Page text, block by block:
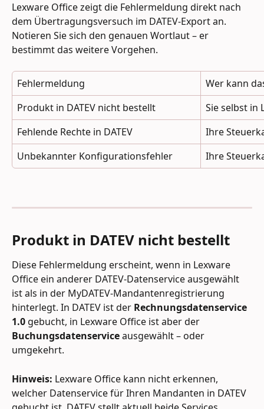
Lexware Office zeigt die Fehlermeldung direkt nach
dem Übertragungsversuch im DATEV-Export an.
Notieren Sie sich den genauen Wortlaut – er
bestimmt das weitere Vorgehen.
Fehlermeldung
Wer kann
Produkt in DATEV nicht bestellt
Sie selbst in
Fehlende Rechte in DATEV
Ihre
Unbekannter Konfigurationsfehler
Ihre
Produkt in DATEV nicht bestellt
Diese Fehlermeldung erscheint, wenn in Lexware
Office ein anderer DATEV-Datenservice ausgewählt
ist als in der MyDATEV-Mandantenregistrierung
hinterlegt. In DATEV ist der Rechnungsdatenservice
1.0 gebucht, in Lexware Office ist aber der
Buchungsdatenservice ausgewählt – oder
umgekehrt.
Hinweis: Lexware Office kann nicht erkennen,
welcher Datenservice für Ihren Mandanten in DATEV